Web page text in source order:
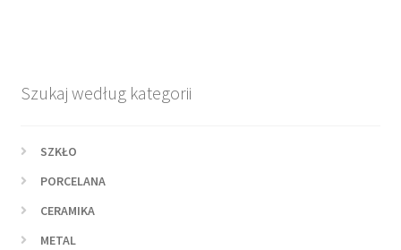
Szukaj według kategorii
SZKŁO
PORCELANA
CERAMIKA
METAL